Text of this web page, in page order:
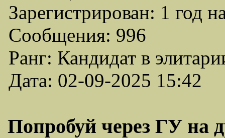
Зарегистрирован: 1 год
Сообщения: 996
Ранг: Кандидат в
Дата: 02-09-2025 15:42
Попробуй через ГУ на